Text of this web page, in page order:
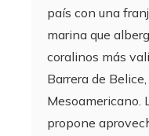
país con una
marina que
coralinos más
Barrera de
Mesoamericano.
propone